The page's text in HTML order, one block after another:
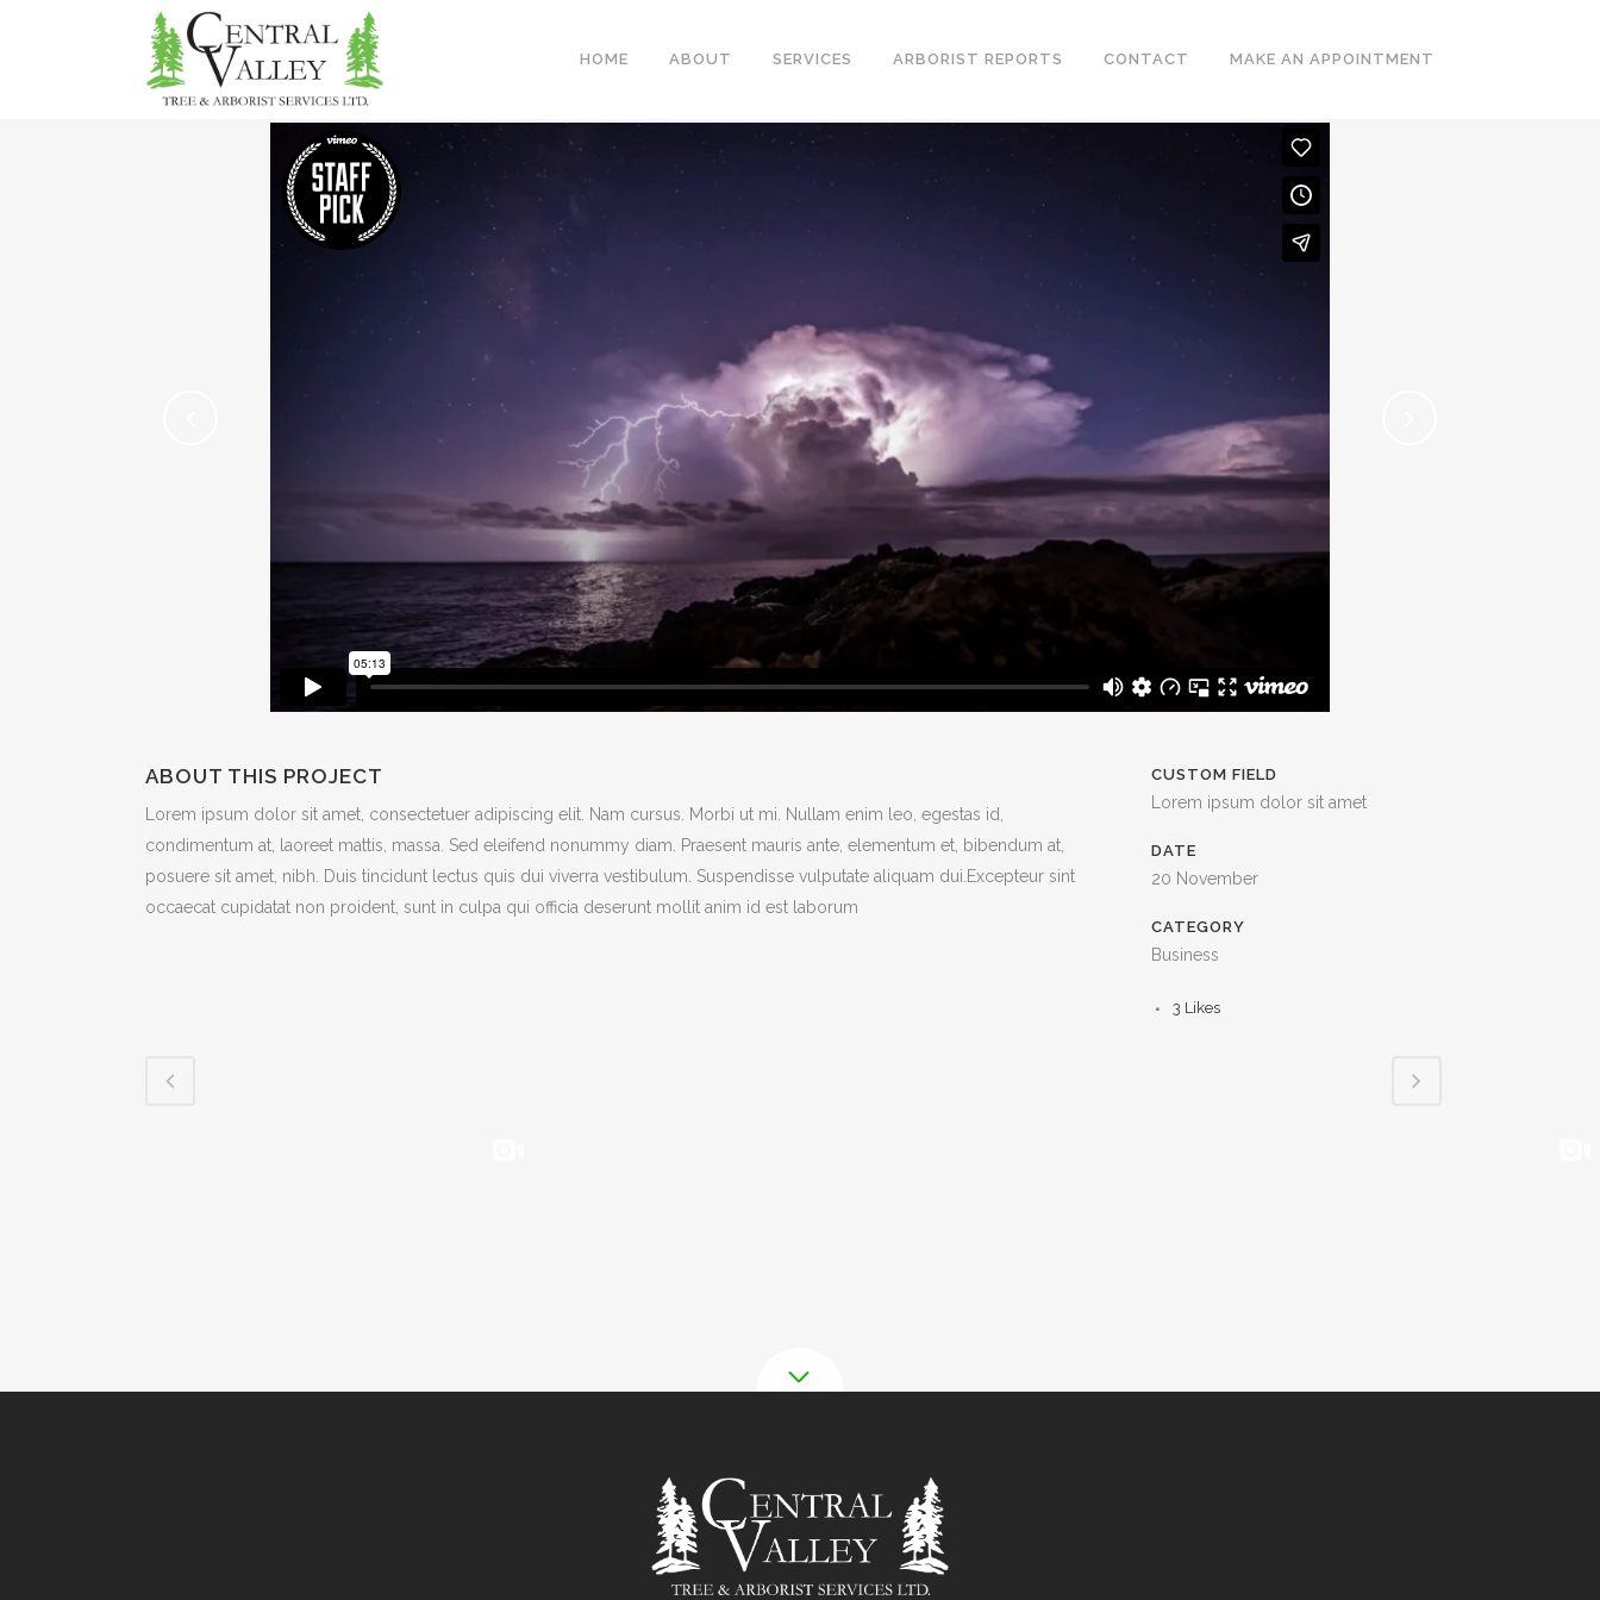
HOME ABOUT SERVICES ARBORIST REPORTS CONTACT MAKE AN APPOINTMENT
ABOUT THIS PROJECT
Lorem ipsum dolor sit amet, consectetuer adipiscing elit. Nam cursus. Morbi ut mi. Nullam enim leo, egestas id,
condimentum at, laoreet mattis, massa. Sed eleifend nonummy diam. Praesent mauris ante, elementum et, bibendum at,
posuere sit amet, nibh. Duis tincidunt lectus quis dui viverra vestibulum. Suspendisse vulputate aliquam dui.Excepteur sint
occaecat cupidatat non proident, sunt in culpa qui officia deserunt mollit anim id est laborum
CUSTOM FIELD
Lorem ipsum dolor sit amet
DATE
20 November
CATEGORY
Business
3 Likes